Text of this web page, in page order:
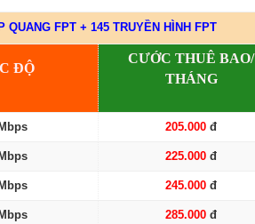
QUANG FPT + 145 TRUYỀN HÌNH FPT
ĐỘ
CƯỚC THUÊ BAO/
THÁNG
Mbps 205.000 đ
Mbps 225.000 đ
Mbps 245.000 đ
Mbps 285.000 đ